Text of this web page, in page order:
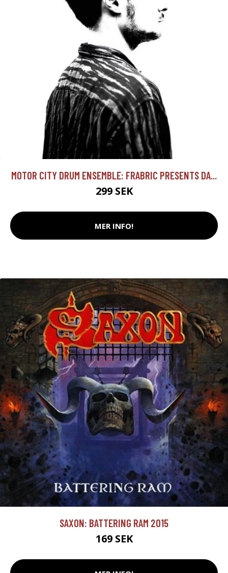
MOTOR CITY DRUM ENSEMBLE: FRABRIC PRESENTS DA...
299 SEK
MER INFO!
SAXON: BATTERING RAM 2015
169 SEK